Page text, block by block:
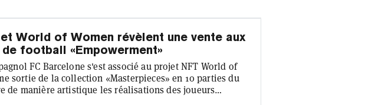
World of Women révèlent une vente aux
football «Empowerment»
FC Barcelone s'est associé au projet NFT World of
sortie de la collection «Masterpieces» en 10 parties du
de manière artistique les réalisations des joueurs